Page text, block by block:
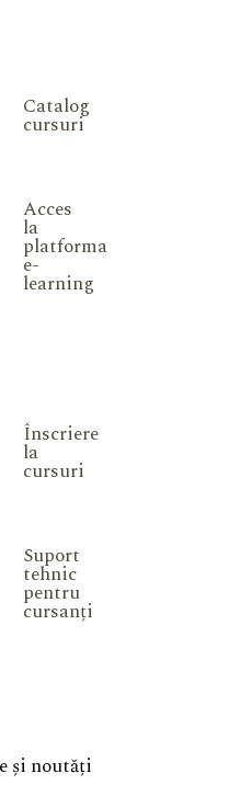
Catalog
cursuri
Acces
la
platforma
e-
learning
Înscriere
la
cursuri
Suport
tehnic
pentru
cursanți
și noutăți